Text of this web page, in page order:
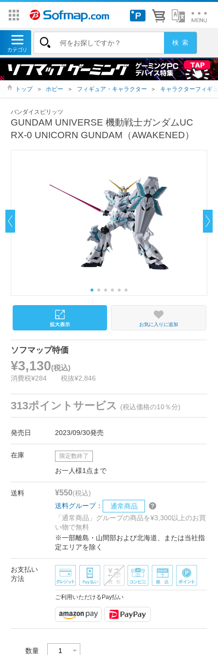
トップ ＞ ホビー ＞ フィギュア・キャラクター ＞ キャラクターフィギ
バンダイスピリッツ
GUNDAM UNIVERSE 機動戦士ガンダムUC
RX-0 UNICORN GUNDAM（AWAKENED）
お気に入りに追加
ソフマップ特価
¥3,130(税込)
消費税¥284 税抜¥2,846
313ポイントサービス (税込価格の10％分)
発売日 2023/09/30発売
在庫 限定数終了
お一人様1点まで
送料 ¥550(税込)
送料グループ：
通常商品
「通常商品」グループの商品を¥3,300以上のお買
い物で無料
※一部離島・山間部および北海道、または当社指
定エリアを除く
お支払い
方法
ご利用いただけるPay払い
数量